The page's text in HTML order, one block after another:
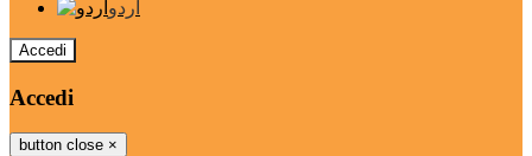
اردو
Accedi
Accedi
button close ×